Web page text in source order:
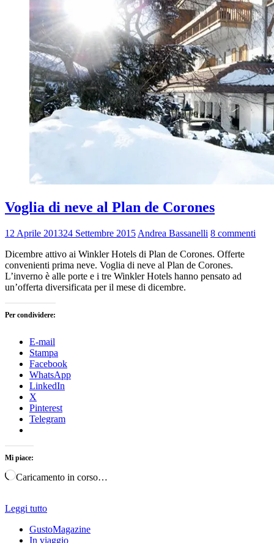
Voglia di neve al Plan de Corones
12 Aprile 201324 Settembre 2015 Andrea Bassanelli 8 commenti
Dicembre attivo ai Winkler Hotels di Plan de Corones. Offerte
convenienti prima neve. Voglia di neve al Plan de Corones.
L’inverno è alle porte e i tre Winkler Hotels hanno pensato ad
un’offerta diversificata per il mese di dicembre.
Per condividere:
E-mail
Stampa
Facebook
WhatsApp
LinkedIn
X
Pinterest
Telegram
Mi piace:
Caricamento in corso…
Leggi tutto
GustoMagazine
In viaggio